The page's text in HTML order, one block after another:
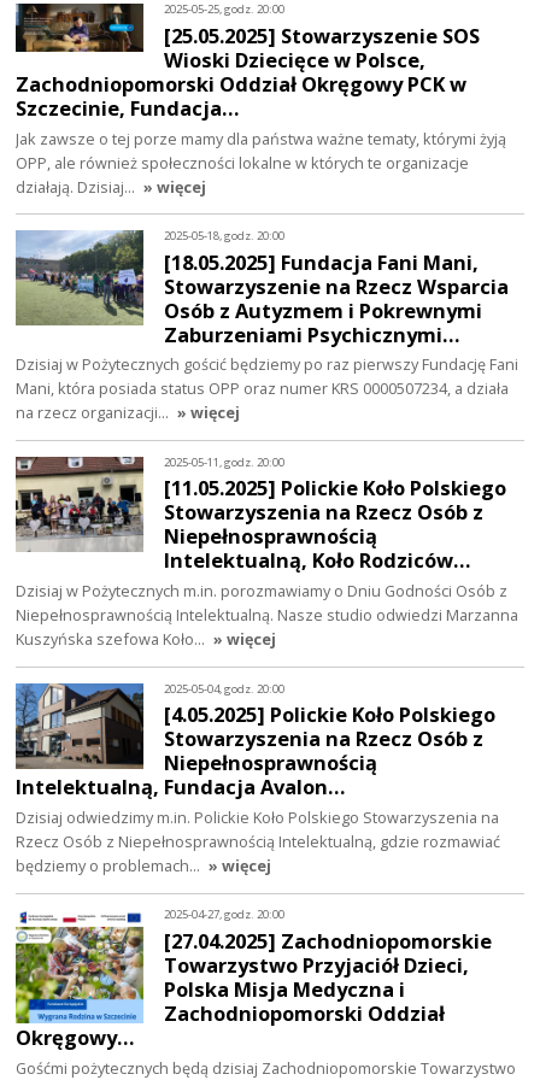
2025-05-25, godz. 20:00
[25.05.2025] Stowarzyszenie SOS
Wioski Dziecięce w Polsce,
Zachodniopomorski Oddział Okręgowy PCK w
Szczecinie, Fundacja…
Jak zawsze o tej porze mamy dla państwa ważne tematy, którymi żyją
OPP, ale również społeczności lokalne w których te organizacje
działają. Dzisiaj… » więcej
2025-05-18, godz. 20:00
[18.05.2025] Fundacja Fani Mani,
Stowarzyszenie na Rzecz Wsparcia
Osób z Autyzmem i Pokrewnymi
Zaburzeniami Psychicznymi…
Dzisiaj w Pożytecznych gościć będziemy po raz pierwszy Fundację Fani
Mani, która posiada status OPP oraz numer KRS 0000507234, a działa
na rzecz organizacji… » więcej
2025-05-11, godz. 20:00
[11.05.2025] Polickie Koło Polskiego
Stowarzyszenia na Rzecz Osób z
Niepełnosprawnością
Intelektualną, Koło Rodziców…
Dzisiaj w Pożytecznych m.in. porozmawiamy o Dniu Godności Osób z
Niepełnosprawnością Intelektualną. Nasze studio odwiedzi Marzanna
Kuszyńska szefowa Koło… » więcej
2025-05-04, godz. 20:00
[4.05.2025] Polickie Koło Polskiego
Stowarzyszenia na Rzecz Osób z
Niepełnosprawnością
Intelektualną, Fundacja Avalon…
Dzisiaj odwiedzimy m.in. Polickie Koło Polskiego Stowarzyszenia na
Rzecz Osób z Niepełnosprawnością Intelektualną, gdzie rozmawiać
będziemy o problemach… » więcej
2025-04-27, godz. 20:00
[27.04.2025] Zachodniopomorskie
Towarzystwo Przyjaciół Dzieci,
Polska Misja Medyczna i
Zachodniopomorski Oddział
Okręgowy…
Gośćmi pożytecznych będą dzisiaj Zachodniopomorskie Towarzystwo